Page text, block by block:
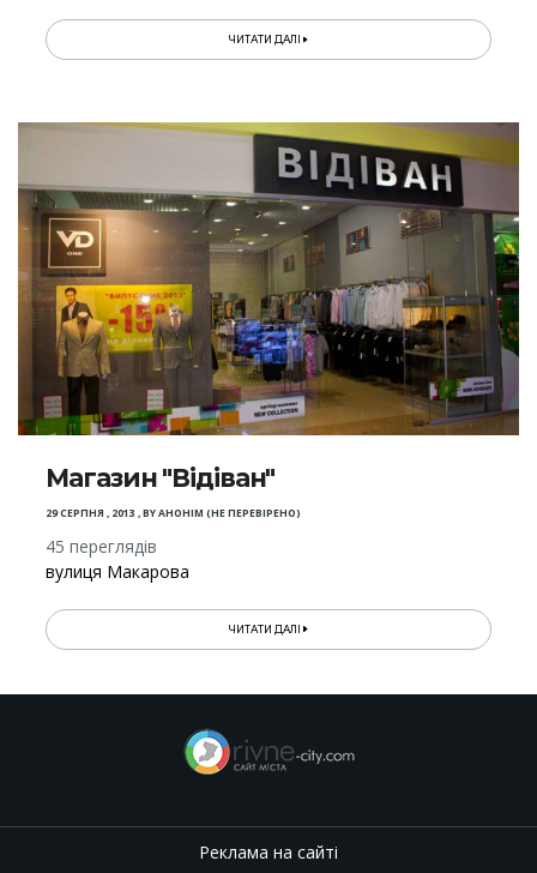
ЧИТАТИ ДАЛІ
Магазин "Відіван"
29 СЕРПНЯ , 2013 ,BYАНОНІМ (НЕ ПЕРЕВІРЕНО)
45 переглядів
вулиця Макарова
ЧИТАТИ ДАЛІ
Реклама на сайті